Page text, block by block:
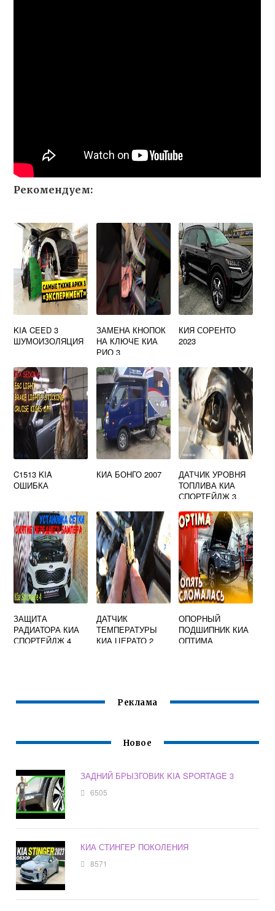
Рекомендуем:
KIA CEED 3
ШУМОИЗОЛЯЦИЯ
ЗАМЕНА КНОПОК
НА КЛЮЧЕ КИА
РИО 3
КИЯ СОРЕНТО
2023
C1513 KIA
ОШИБКА
КИА БОНГО 2007
ДАТЧИК УРОВНЯ
ТОПЛИВА КИА
СПОРТЕЙДЖ 3
ЗАЩИТА
РАДИАТОРА КИА
СПОРТЕЙДЖ 4
ДАТЧИК
ТЕМПЕРАТУРЫ
КИА ЦЕРАТО 2
ОПОРНЫЙ
ПОДШИПНИК КИА
ОПТИМА
Реклама
Новое
ЗАДНИЙ БРЫЗГОВИК KIA SPORTAGE 3
6505
КИА СТИНГЕР ПОКОЛЕНИЯ
8571